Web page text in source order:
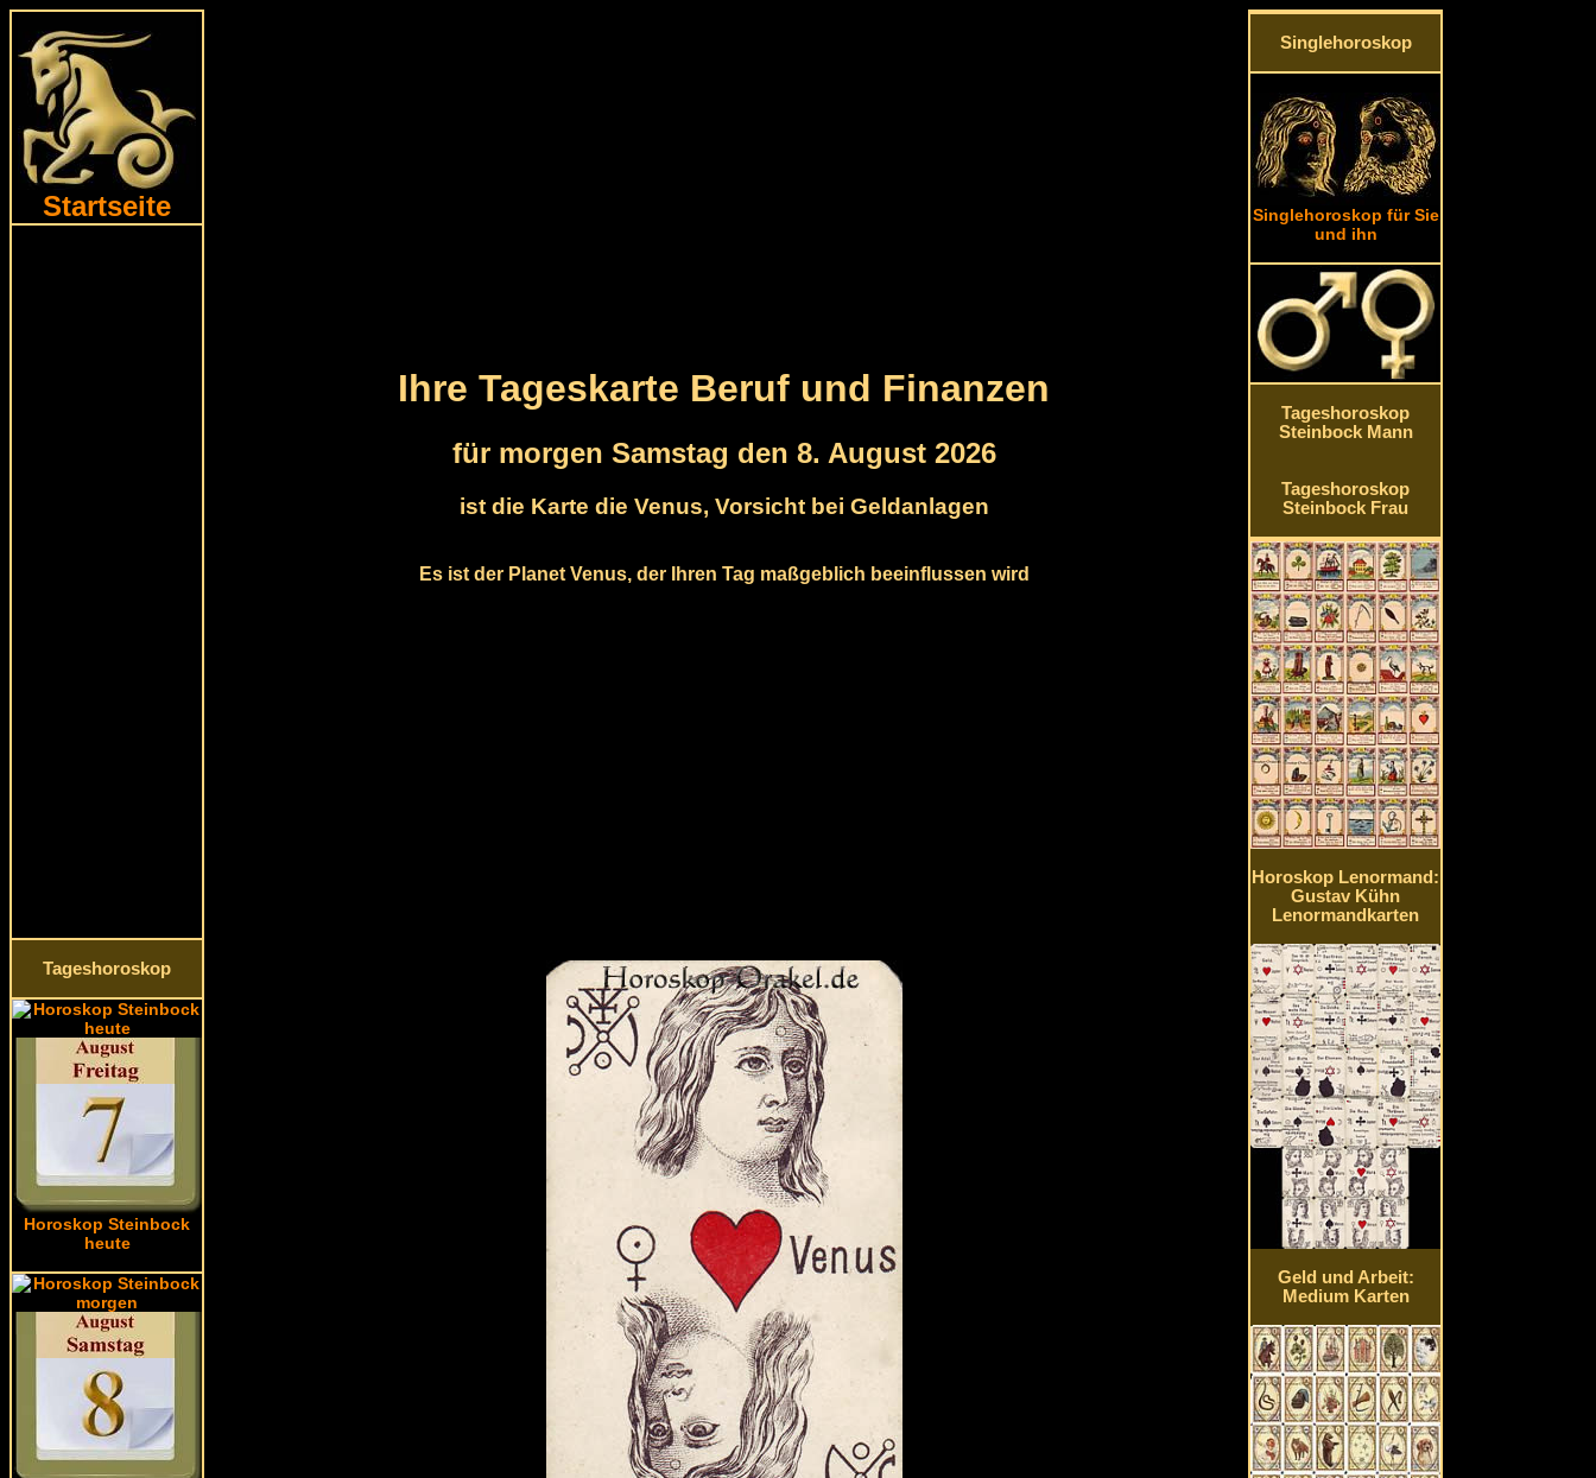
Startseite
Tageshoroskop
Horoskop Steinbock
heute
Ihre Tageskarte Beruf und Finanzen
für morgen Samstag den 8. August 2026
ist die Karte die Venus, Vorsicht bei Geldanlagen
Es ist der Planet Venus, der Ihren Tag maßgeblich beeinflussen wird
Singlehoroskop
Singlehoroskop für Sie
und ihn
Tageshoroskop
Steinbock Mann
Tageshoroskop
Steinbock Frau
Horoskop Lenormand:
Gustav Kühn
Lenormandkarten
Geld und Arbeit:
Medium Karten